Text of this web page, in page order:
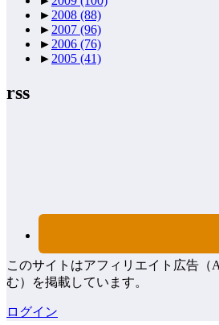
► 2008 (88)
► 2007 (96)
► 2006 (76)
► 2005 (41)
rss
このサイトはアフィリエイト広告（
む）を掲載しています。
ログイン